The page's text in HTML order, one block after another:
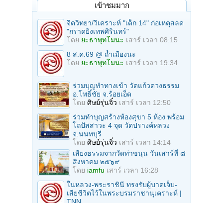
เข้าชมมาก
จิตวิทยา/วิเคราะห์ "เด็ก 14" ก่อเหตุสลด
"กราดยิงเทพศิรินทร์"
โดย ยะธาพุทโมนะ เสาร์ เวลา 08:15
8 ส.ค.69 @ ถ้ำเมืองนะ
โดย ยะธาพุทโมนะ เสาร์ เวลา 19:34
ร่วมบุญทําทางเข้า วัดแก้วดวงธรรม
อ.โพธิ์ชัย จ.ร้อยเอ็ด
โดย ศิษย์รุ่นจิ๋ว เสาร์ เวลา 12:50
ร่วมทําบุญสร้างห้องสุขา 5 ห้อง พร้อม
โถปัสสาวะ 4 จุด วัดปรางค์หลวง
จ.นนทบุรี
โดย ศิษย์รุ่นจิ๋ว เสาร์ เวลา 14:14
เสียงธรรมจากวัดท่าขนุน วันเสาร์ที่ ๘
สิงหาคม ๒๕๖๙
โดย iamfu เสาร์ เวลา 16:28
ในหลวง-พระราชินี ทรงรับผู้บาดเจ็บ-
เสียชีวิตไว้ในพระบรมราชานุเคราะห์ |